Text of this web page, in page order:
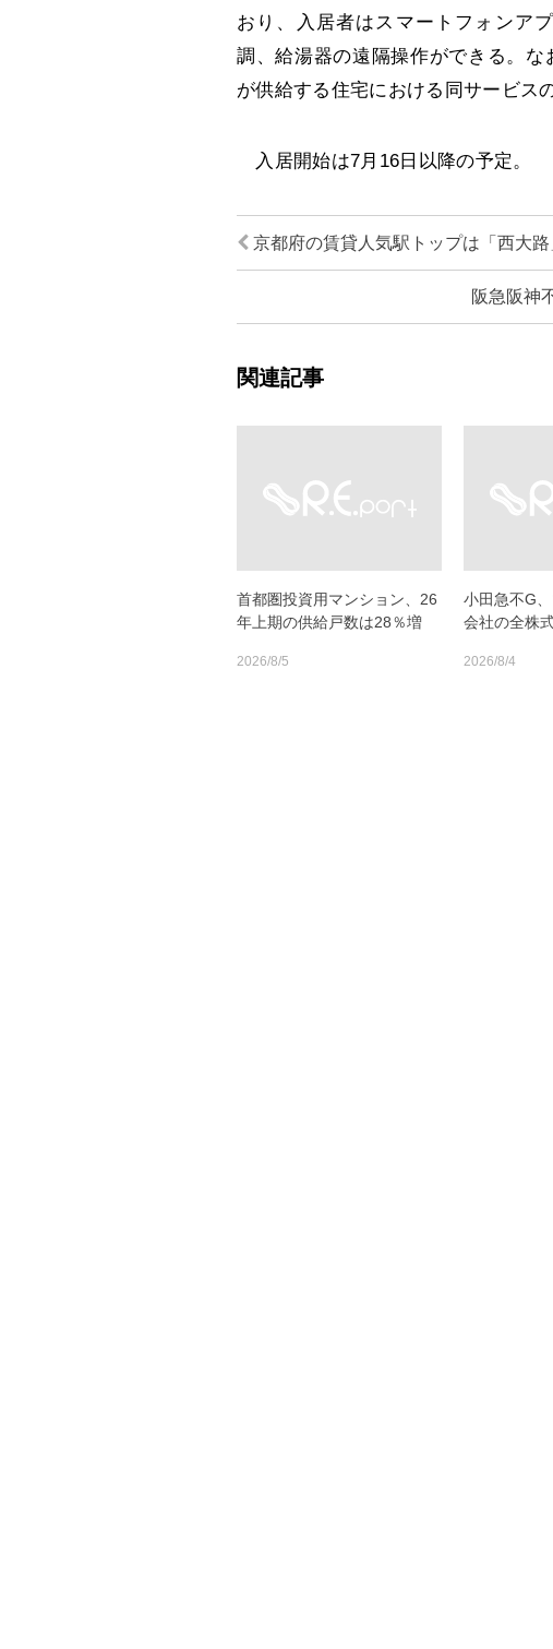
おり、入居者はスマートフォンア
調、給湯器の遠隔操作ができる。
が供給する住宅における同サービス
入居開始は7月16日以降の予定。
京都府の賃貸人気駅トップは「西大
阪急阪神
関連記事
首都圏投資用マンション、26
年上期の供給戸数は28％増
2026/8/5
小田急不G
会社の全株
2026/8/4